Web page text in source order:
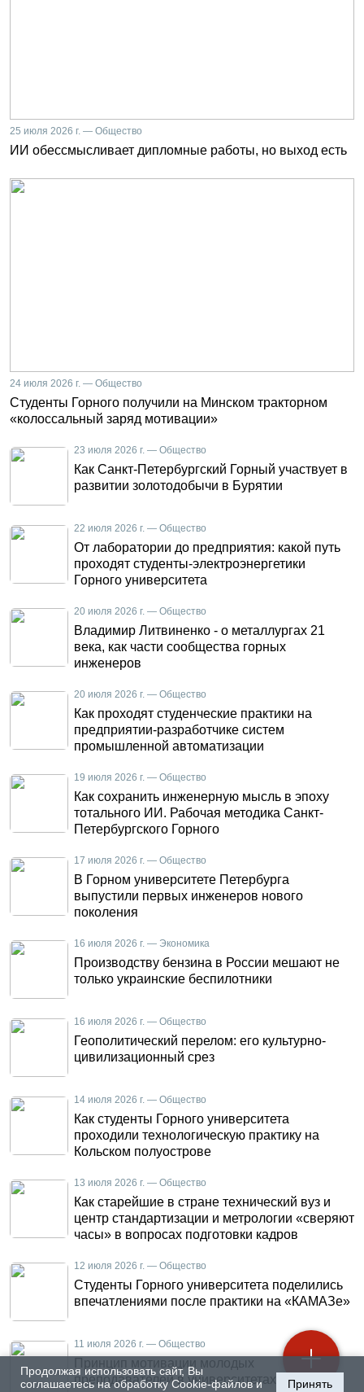
Продолжая использовать сайт, Вы
соглашаетесь на обработку Cookie-файлов и
Принять
25 июля 2026 г. — Общество
ИИ обессмысливает дипломные работы, но выход есть
24 июля 2026 г. — Общество
Студенты Горного получили на Минском тракторном
«колоссальный заряд мотивации»
23 июля 2026 г. — Общество
Как Санкт-Петербургский Горный участвует в
развитии золотодобычи в Бурятии
22 июля 2026 г. — Общество
От лаборатории до предприятия: какой путь
проходят студенты-электроэнергетики
Горного университета
20 июля 2026 г. — Общество
Владимир Литвиненко - о металлургах 21
века, как части сообщества горных
инженеров
20 июля 2026 г. — Общество
Как проходят студенческие практики на
предприятии-разработчике систем
промышленной автоматизации
19 июля 2026 г. — Общество
Как сохранить инженерную мысль в эпоху
тотального ИИ. Рабочая методика Санкт-
Петербургского Горного
17 июля 2026 г. — Общество
В Горном университете Петербурга
выпустили первых инженеров нового
поколения
16 июля 2026 г. — Экономика
Производству бензина в России мешают не
только украинские беспилотники
16 июля 2026 г. — Общество
Геополитический перелом: его культурно-
цивилизационный срез
14 июля 2026 г. — Общество
Как студенты Горного университета
проходили технологическую практику на
Кольском полуострове
13 июля 2026 г. — Общество
Как старейшие в стране технический вуз и
центр стандартизации и метрологии «сверяют
часы» в вопросах подготовки кадров
12 июля 2026 г. — Общество
Студенты Горного университета поделились
впечатлениями после практики на «КАМАЗе»
11 июля 2026 г. — Общество
Принцип мотивации молодых
преподавателей в университетах